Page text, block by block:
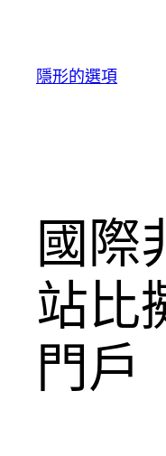
隱形的選項
國際
站比
門戶